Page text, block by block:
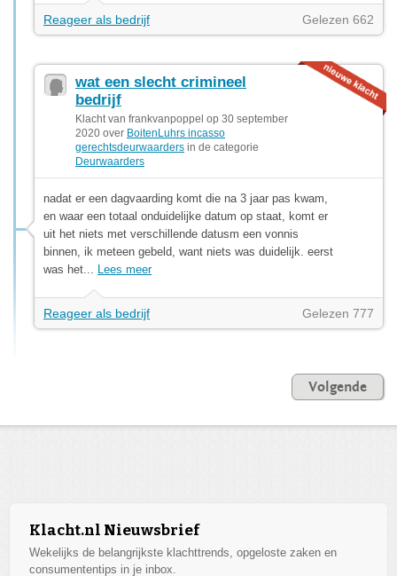
Reageer als bedrijf Gelezen 662
wat een slecht crimineel
bedrijf
Klacht van frankvanpoppel op 30 september
2020 over BoitenLuhrs incasso
gerechtsdeurwaarders in de categorie
Deurwaarders
nadat er een dagvaarding komt die na 3 jaar pas kwam,
en waar een totaal onduidelijke datum op staat, komt er
uit het niets met verschillende datusm een vonnis
binnen, ik meteen gebeld, want niets was duidelijk. eerst
was het... Lees meer
Reageer als bedrijf Gelezen 777
Volgende
Klacht.nl Nieuwsbrief
Wekelijks de belangrijkste klachttrends, opgeloste zaken en
consumententips in je inbox.